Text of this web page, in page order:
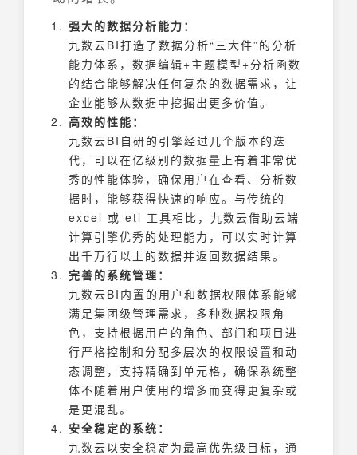
强大的数据分析能力：
九数云BI打造了数据分析“三大件”的分析
能力体系，数据编辑+主题模型+分析函数
的结合能够解决任何复杂的数据需求，让
企业能够从数据中挖掘出更多价值。
高效的性能：
九数云BI自研的引擎经过几个版本的迭
代，可以在亿级别的数据量上有着非常优
秀的性能体验，确保用户在查看、分析数
据时，能够获得快速的响应。与传统的
excel 或 etl 工具相比，九数云借助云端
计算引擎优秀的处理能力，可以实时计算
出千万行以上的数据并返回数据结果。
完善的系统管理：
九数云BI内置的用户和数据权限体系能够
满足集团级管理需求，多种数据权限角
色，支持根据用户的角色、部门和项目进
行严格控制和分配多层次的权限设置和动
态调整，支持精确到单元格，确保系统整
体不随着用户使用的增多而变得更复杂或
是更混乱。
安全稳定的系统：
九数云以安全稳定为最高优先级目标，通